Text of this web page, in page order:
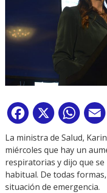
Facebook
X
La ministra de Salud,
miércoles que hay un
respiratorias y dijo que
habitual. De todas
situación de emergencia.